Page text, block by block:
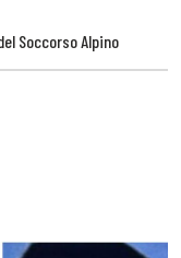
Soccorso Alpino